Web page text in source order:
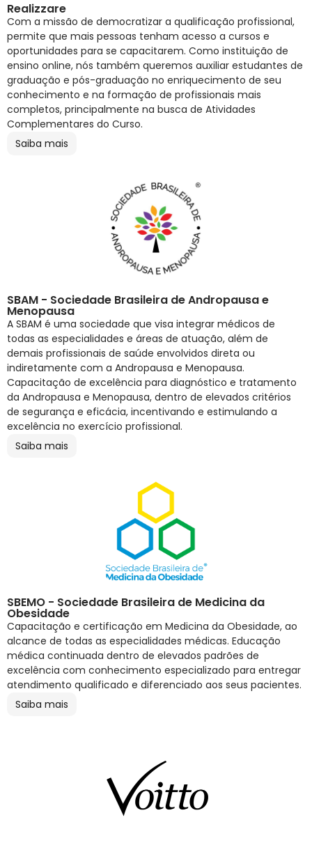
Realizzare
Com a missão de democratizar a qualificação profissional,
permite que mais pessoas tenham acesso a cursos e
oportunidades para se capacitarem. Como instituição de
ensino online, nós também queremos auxiliar estudantes de
graduação e pós-graduação no enriquecimento de seu
conhecimento e na formação de profissionais mais
completos, principalmente na busca de Atividades
Complementares do Curso.
Saiba mais
SBAM - Sociedade Brasileira de Andropausa e
Menopausa
A SBAM é uma sociedade que visa integrar médicos de
todas as especialidades e áreas de atuação, além de
demais profissionais de saúde envolvidos direta ou
indiretamente com a Andropausa e Menopausa.
Capacitação de excelência para diagnóstico e tratamento
da Andropausa e Menopausa, dentro de elevados critérios
de segurança e eficácia, incentivando e estimulando a
excelência no exercício profissional.
Saiba mais
SBEMO - Sociedade Brasileira de Medicina da
Obesidade
Capacitação e certificação em Medicina da Obesidade, ao
alcance de todas as especialidades médicas. Educação
médica continuada dentro de elevados padrões de
excelência com conhecimento especializado para entregar
atendimento qualificado e diferenciado aos seus pacientes.
Saiba mais